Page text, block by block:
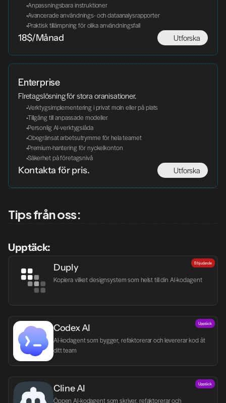
Anpassningsbara instruktioner
Avancerade användnings- och dataanalysrapporter
Praktisk tillämpning för olika användningsfall
Utforska
18$/Månad
Enterprise
Flretagslösning för stora oranisationer.
Verktygsimplementering i privat moln eller på plats
Tillgång till anpassade modeller
Personlig AI-verktygslåda
Obegränsat arbetsutrymme för hela teamet
Premium-hantering för nyckelkonton
Säkerhet på företagsnivå
Utforska
Kontakta för pris.
Tips från oss:
Upptäck:
Duply
Kopiera vilket designsystem som helst till din AI-kodagent
Erbjudande
Codex AI
AI-kodagent som bygger, refaktorerar och levererar kod åt
ditt team
Upptäck
Cline AI
Öppen AI-kodagent som skriver, refaktorerar och
Upptäck